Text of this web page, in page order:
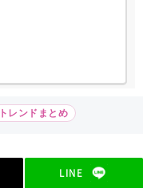
レンドまとめ
LINE